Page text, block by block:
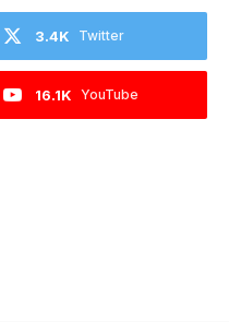
Twitter
3.4K
YouTube
16.1K